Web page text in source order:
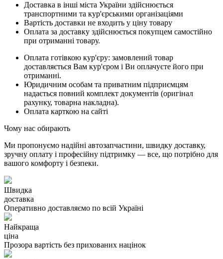
Доставка в інші міста України здійснюється
транспортними та кур'єрськими організаціями
Вартість доставки не входить у ціну товару
Оплата за доставку здійснюється покупцем самостійно
при отриманні товару.
Оплата готівкою кур'єру: замовлений товар
доставляється Вам кур'єром і Ви оплачуєте його при
отриманні.
Юридичним особам та приватним підприємцям
надається повний комплект документів (оригінал
рахунку, товарна накладна).
Оплата карткою на сайті
Чому нас обирають
Ми пропонуємо надійні автозапчастини, швидку доставку,
зручну оплату і професійну підтримку — все, що потрібно для
вашого комфорту і безпеки.
Швидка
доставка
Оперативно доставляємо по всій Україні
Найкраща
ціна
Прозора вартість без прихованих націнок